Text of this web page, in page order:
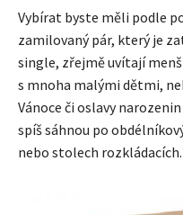
Vybírat byste měli podle
zamilovaný pár, který je
single, zřejmě uvítají
s mnoha malými dětmi,
Vánoce či oslavy
spíš sáhnou po
nebo stolech rozkládacích.